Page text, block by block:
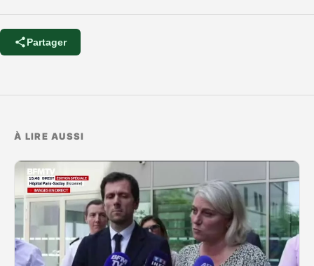
Partager
À LIRE AUSSI